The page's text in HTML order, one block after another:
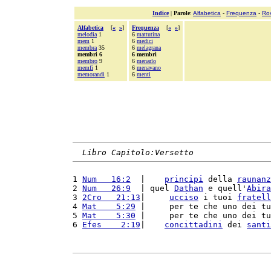
Indice| Parole: Alfabetica - Frequenza -
Alfabetica [« »]
melodia 1
mem 1
membra 35
membri 6
membro 9
memfi 1
memorandi 1
Frequenza [« »]
6 mattutina
6 medici
6 melagrana
6 membri
6 menarlo
6 menavano
6 menti
Libro Capitolo:Versetto
1 Num   16:2 principi della
2 Num   26:9
  | quel
Dathan e quell'
3 2Cro   21:13 ucciso i tuoi
4 Mat    5:29 |     per te che uno dei
5 Mat    5:30 |     per te che uno dei
6 Efes    2:19 concittadini dei santi